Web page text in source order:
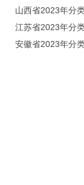
划（院校代号：
山西省2023年分
划（院校代号：
江苏省2023年分
划（院校代号：
安徽省2023年分